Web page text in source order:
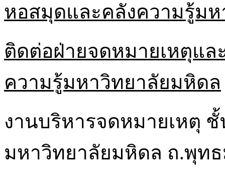
หอสมุดและคลังความรู้ม
ติดต่อฝ่ายจดหมายเหตุแ
ความรู้มหาวิทยาลัยมหิดล
งานบริหารจดหมายเหตุ
มหาวิทยาลัยมหิดล ถ.พุท